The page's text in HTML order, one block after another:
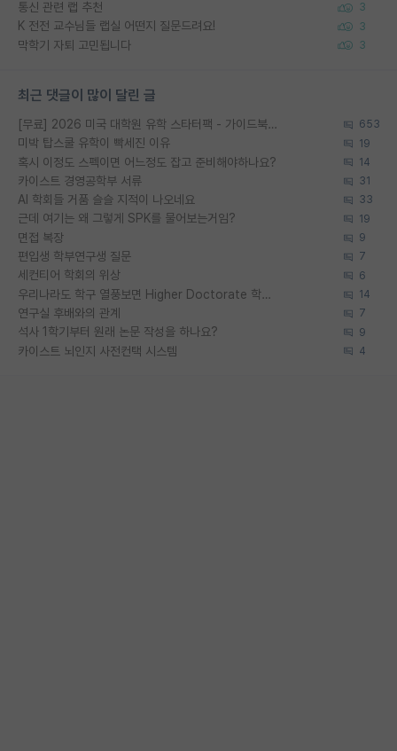
통신 관련 랩 추천 3
K 전전 교수님들 랩실 어떤지 질문드려요! 3
막학기 자퇴 고민됩니다 3
최근 댓글이 많이 달린 글
[무료] 2026 미국 대학원 유학 스타터팩 - 가이드북 & 합격자 컨택메일 템플릿 653
미박 탑스쿨 유학이 빡세진 이유 19
혹시 이정도 스펙이면 어느정도 잡고 준비해야하나요? 14
카이스트 경영공학부 서류 31
AI 학회들 거품 슬슬 지적이 나오네요 33
근데 여기는 왜 그렇게 SPK를 물어보는거임? 19
면접 복장 9
편입생 학부연구생 질문 7
세컨티어 학회의 위상 6
우리나라도 학구 열풍보면 Higher Doctorate 학위가 필요하다고 봅니다. 14
연구실 후배와의 관계 7
석사 1학기부터 원래 논문 작성을 하나요? 9
카이스트 뇌인지 사전컨택 시스템 4